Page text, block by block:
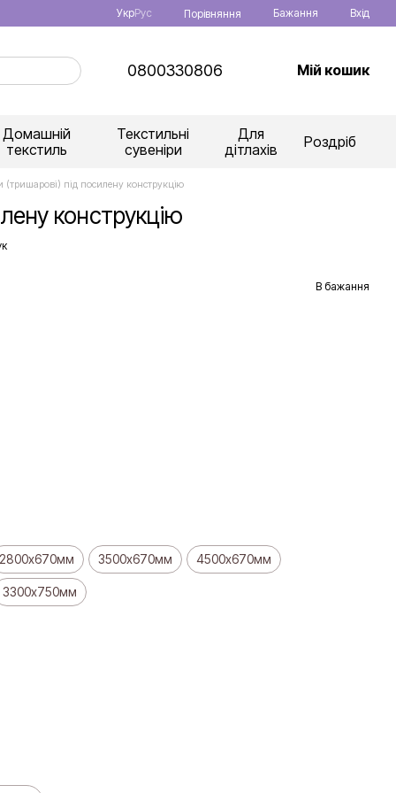
УкрРус Порівняння Бажання Вхід
0800330806 Мій кошик
Домашній
текстиль
Текстильні
сувеніри
Для
дітлахів
Роздріб
(тришарові) під посилену конструкцію
конструкцію
В бажання
3500х670мм 4500х670мм
3300х750мм